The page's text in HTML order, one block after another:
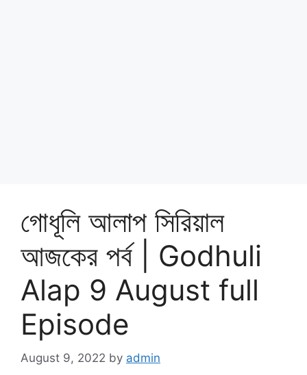
গোধূলি আলাপ সিরিয়াল
আজকের পর্ব | Godhuli
Alap 9 August full
Episode
August 9, 2022 by admin